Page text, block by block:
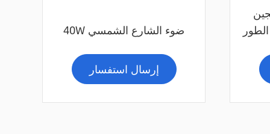
40W ضوء الشارع الشمسي
إرسال استفسار